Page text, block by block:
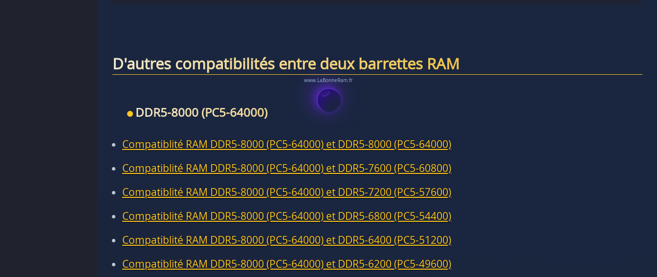
D'autres compatibilités entre deux barrettes RAM
DDR5-8000 (PC5-64000)
Compatiblité RAM DDR5-8000 (PC5-64000) et DDR5-8000 (PC5-64000)
Compatiblité RAM DDR5-8000 (PC5-64000) et DDR5-7600 (PC5-60800)
Compatiblité RAM DDR5-8000 (PC5-64000) et DDR5-7200 (PC5-57600)
Compatiblité RAM DDR5-8000 (PC5-64000) et DDR5-6800 (PC5-54400)
Compatiblité RAM DDR5-8000 (PC5-64000) et DDR5-6400 (PC5-51200)
Compatiblité RAM DDR5-8000 (PC5-64000) et DDR5-6200 (PC5-49600)